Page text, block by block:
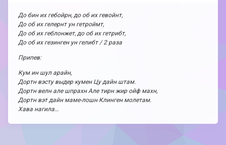
До бин их гебойрн, до об их гевойнт,
До об их гелернт ун гетроймт,
До об их геблонжет, до об их гетрибт,
До об их гезинген ун гелибт / 2 раза
Припев:
Кум ин шул арайн,
Дортн вэсту выдер кумен Цу дайн штам.
Дортн велн але шпрахн Але тирн жир ойф махн,
Дортн вэт дайн маме-лошн Клинген молетам.
Хава нагила…